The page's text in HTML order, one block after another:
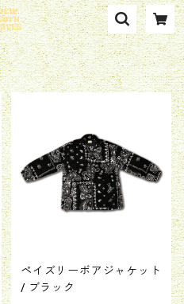
ペイズリーボアジャケット
/ ブラック